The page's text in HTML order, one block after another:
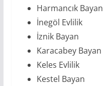
Harmancık Bayan
İnegöl Evlilik
İznik Bayan
Karacabey Bayan
Keles Evlilik
Kestel Bayan